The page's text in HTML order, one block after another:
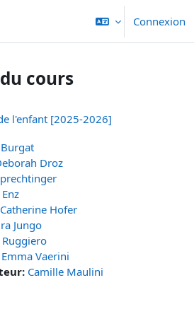
Connexion
cours
l'enfant [2025-2026]
Droz
Hofer
Jungo
Vaerini
Camille Maulini